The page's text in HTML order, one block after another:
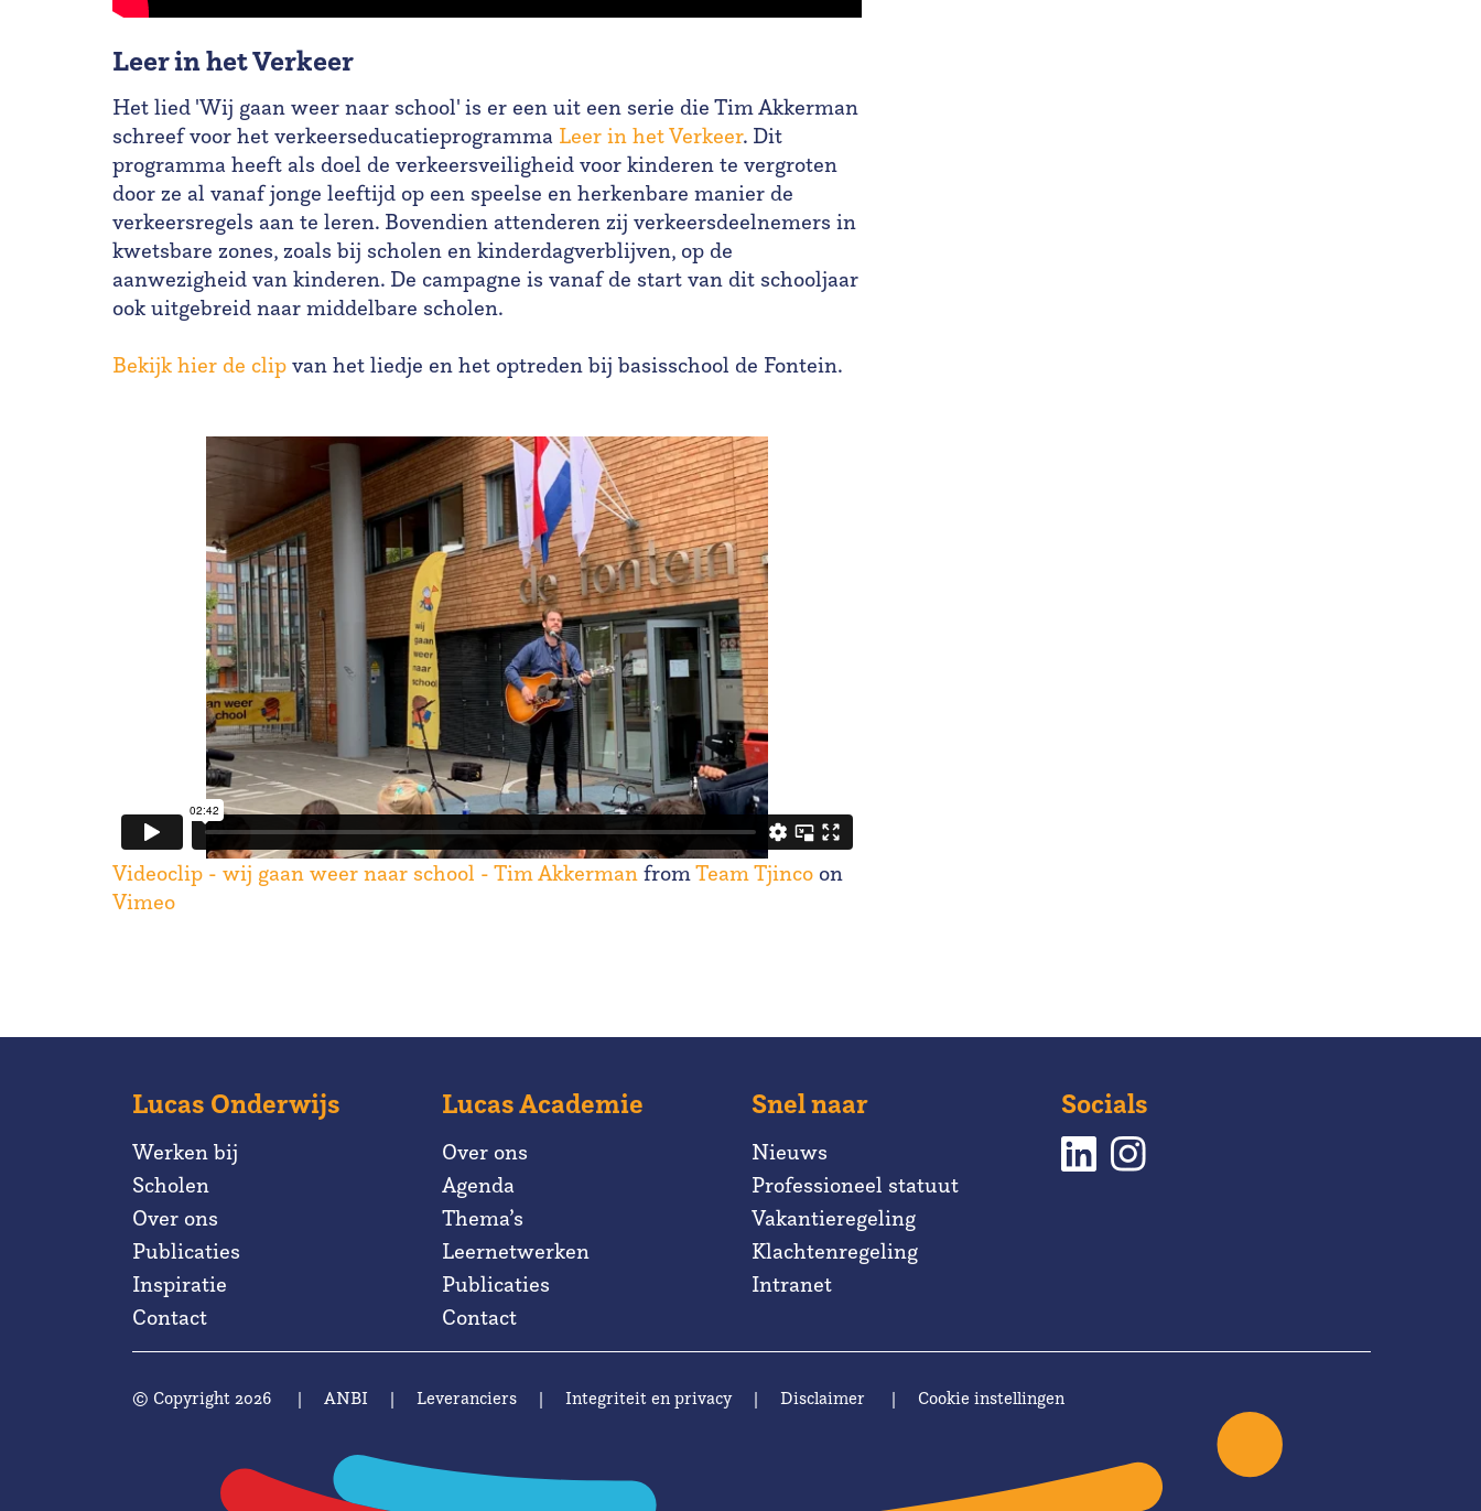
Leer in het Verkeer
Het lied 'Wij gaan weer naar school' is er een uit een serie die Tim Akkerman
schreef voor het verkeerseducatieprogramma Leer in het Verkeer. Dit
programma heeft als doel de verkeersveiligheid voor kinderen te vergroten
door ze al vanaf jonge leeftijd op een speelse en herkenbare manier de
verkeersregels aan te leren. Bovendien attenderen zij verkeersdeelnemers in
kwetsbare zones, zoals bij scholen en kinderdagverblijven, op de
aanwezigheid van kinderen. De campagne is vanaf de start van dit schooljaar
ook uitgebreid naar middelbare scholen.
Bekijk hier de clip van het liedje en het optreden bij basisschool de Fontein.
Videoclip - wij gaan weer naar school - Tim Akkerman from Team Tjinco on
Vimeo
Lucas Onderwijs
Werken bij
Scholen
Over ons
Publicaties
Inspiratie
Contact
Lucas Academie
Over ons
Agenda
Thema’s
Leernetwerken
Publicaties
Contact
Snel naar
Nieuws
Professioneel statuut
Vakantieregeling
Klachtenregeling
Intranet
Socials
© Copyright 2026 | ANBI | Leveranciers | Integriteit en privacy | Disclaimer | Cookie instellingen